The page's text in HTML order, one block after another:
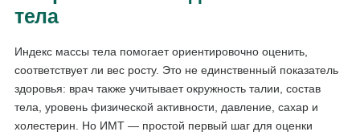
тела
Индекс массы тела помогает ориентировочно оценить,
соответствует ли вес росту. Это не единственный показатель
здоровья: врач также учитывает окружность талии, состав
тела, уровень физической активности, давление, сахар и
холестерин. Но ИМТ — простой первый шаг для оценки